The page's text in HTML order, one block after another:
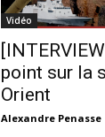
Vidéo
point sur la
Orient
Alexandre Penasse